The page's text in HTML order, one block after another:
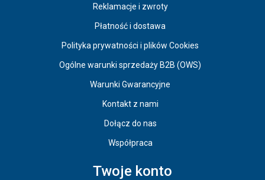
Reklamacje i zwroty
Płatność i dostawa
Polityka prywatności i plików Cookies
Ogólne warunki sprzedaży B2B (OWS)
Warunki Gwarancyjne
Kontakt z nami
Dołącz do nas
Współpraca
Twoje konto